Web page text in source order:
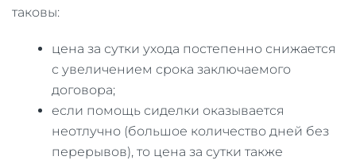
таковы:
цена за сутки ухода постепенно снижается
с увеличением срока заключаемого
договора;
если помощь сиделки оказывается
неотлучно (большое количество дней без
перерывов), то цена за сутки также